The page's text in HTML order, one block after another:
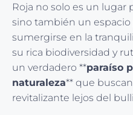
Roja no solo es un lugar
sino también un espacio
sumergirse en la
su rica biodiversidad y
un verdadero **paraíso
naturaleza** que
revitalizante lejos del